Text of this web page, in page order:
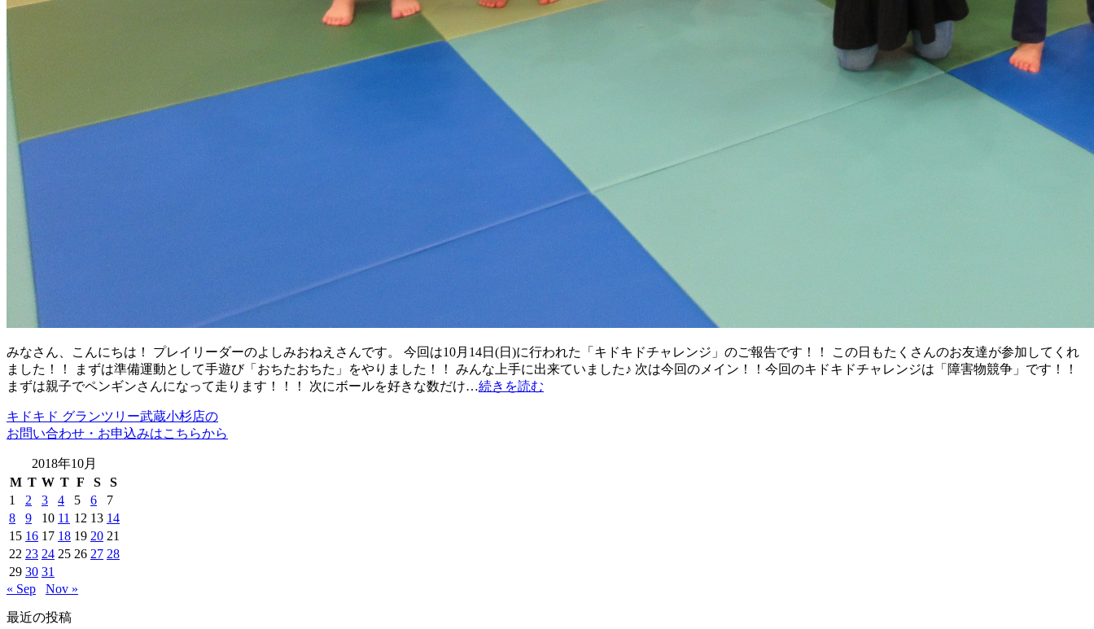
みなさん、こんにちは！ プレイリーダーのよしみおねえさんです。 今回は10月14日(日)に行われた「キドキドチャレンジ」のご報告です！！ この日もたくさんのお友達が参加してくれ
ました！！ まずは準備運動として手遊び「おちたおちた」をやりました！！ みんな上手に出来ていました♪ 次は今回のメイン！！今回のキドキドチャレンジは「障害物競争」です！！
まずは親子でペンギンさんになって走ります！！！ 次にボールを好きな数だけ…続きを読む
キドキド グランツリー武蔵小杉店の
お問い合わせ・お申込みはこちらから
2018年10月
M T W T F S
S
1
2 3 4 5 6
7
8
9 10 11 12 13 14
15 16 17 18 19 20 21
22 23 24 25 26 27 28
29 30 31
« Sep
Nov »
最近の投稿